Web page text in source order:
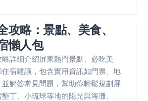
攻略：景點、美食、
懶人包
詳細介紹屏東熱門景點、必吃美
宿建議，包含實用資訊如門票、地
解答常見問題，幫助你輕鬆規劃屏
丁、小琉球等地的陽光與海灘。